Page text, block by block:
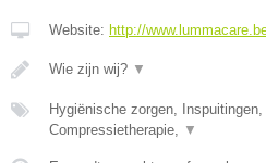
Website: http://
Wie zijn wij? ▼
Hygiënische zorgen,
Compressietherapie, ▼